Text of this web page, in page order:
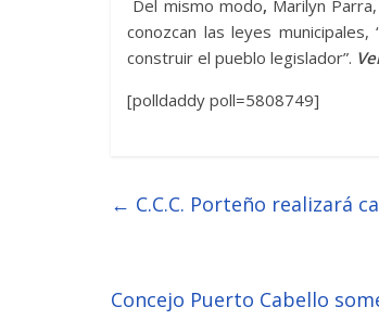
Del mismo modo, Marilyn
conozcan las leyes
construir el pueblo legislador”.
[polldaddy poll=5808749]
← C.C.C. Porteño realizará
Concejo Puerto Cabello